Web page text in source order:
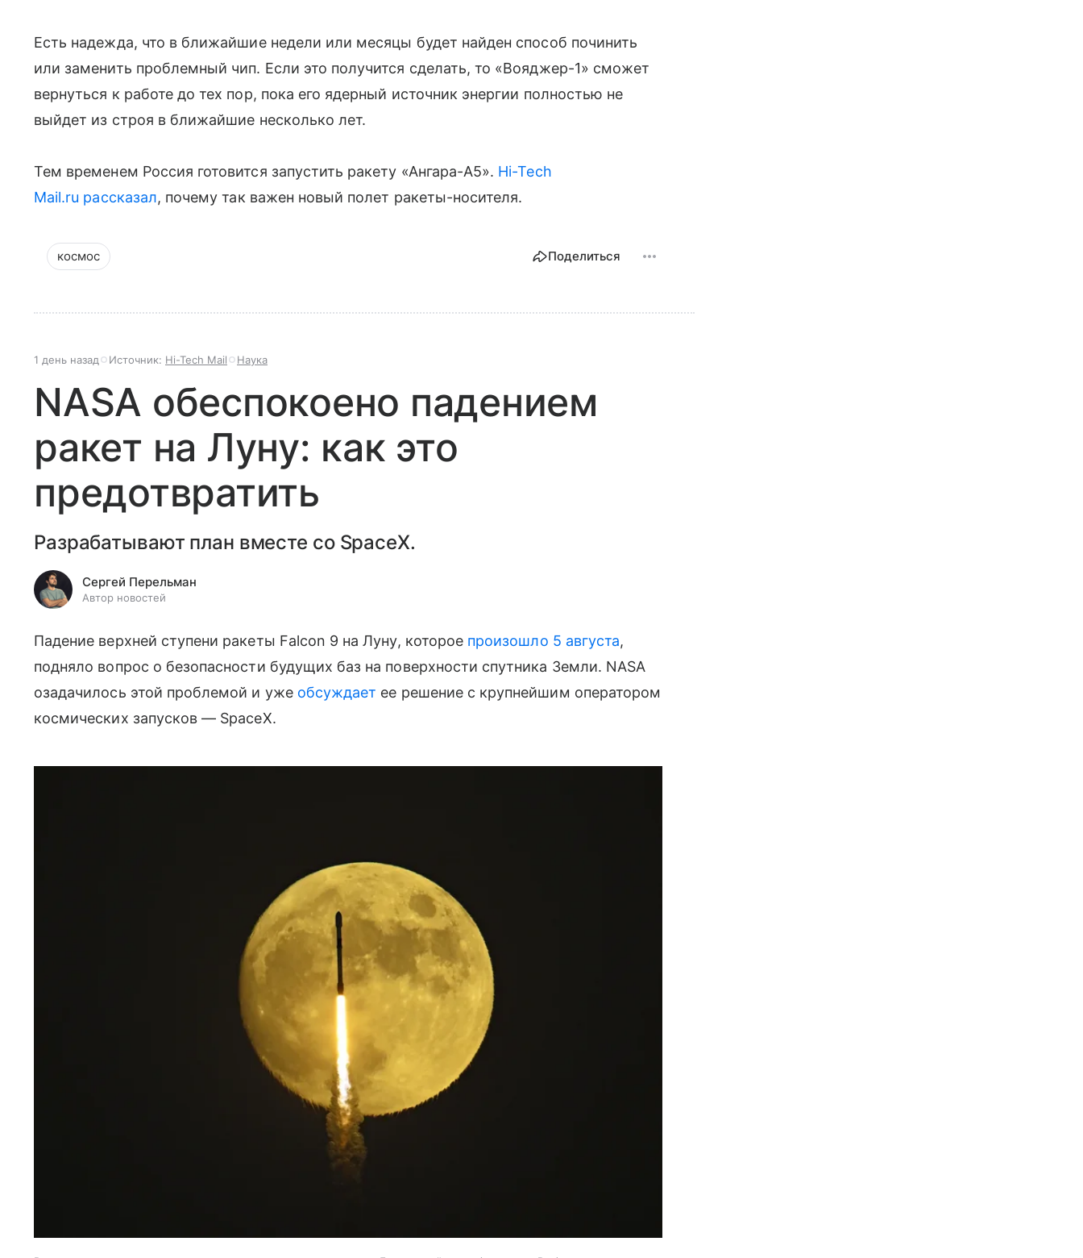
Есть надежда, что в ближайшие недели или месяцы будет найден способ починить
или заменить проблемный чип. Если это получится сделать, то «Вояджер-1» сможет
вернуться к работе до тех пор, пока его ядерный источник энергии полностью не
выйдет из строя в ближайшие несколько лет.
Тем временем Россия готовится запустить ракету «Ангара-А5». Hi-Tech
Mail.ru рассказал, почему так важен новый полет ракеты-носителя.
космос Поделиться
1 день назад Источник: Hi-Tech Mail Наука
NASA обеспокоено падением
ракет на Луну: как это
предотвратить
Разрабатывают план вместе со SpaceX.
Сергей Перельман
Автор новостей
Падение верхней ступени ракеты Falcon 9 на Луну, которое произошло 5 августа,
подняло вопрос о безопасности будущих баз на поверхности спутника Земли. NASA
озадачилось этой проблемой и уже обсуждает ее решение с крупнейшим оператором
космических запусков — SpaceX.